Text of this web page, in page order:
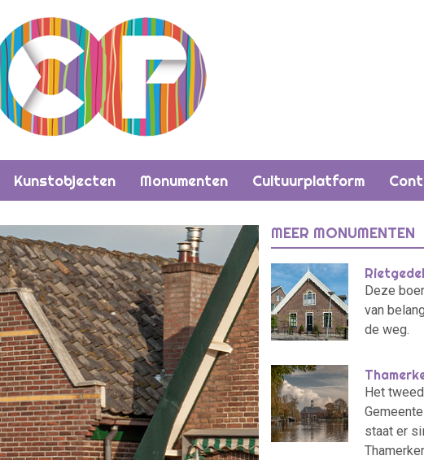
Kunstobjecten Monumenten Cultuurplatform
MEER MONUMENTEN
Deze
van
de weg.
Het
staat er